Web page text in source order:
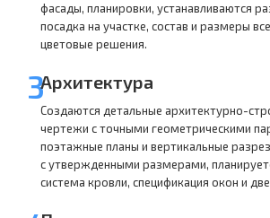
фасады, планировки, устанавливаются
посадка на участке, состав и размеры
цветовые решения.
3Архитектура
Создаются детальные архитектурно-
чертежи с точными геометрическими
поэтажные планы и вертикальные
с утвержденными размерами,
система кровли, спецификация окон и